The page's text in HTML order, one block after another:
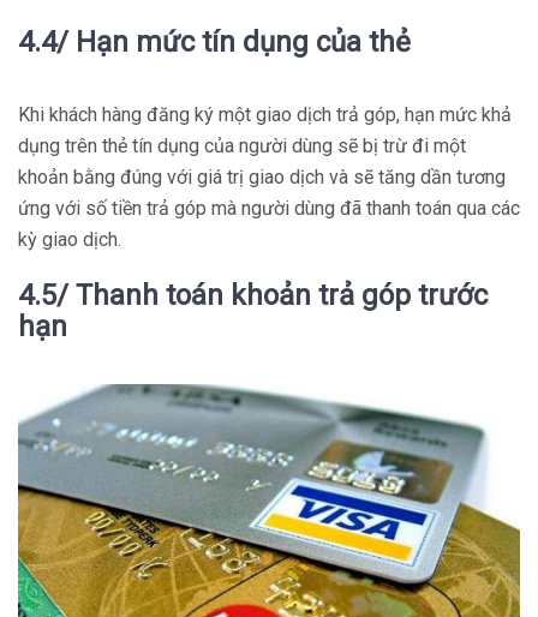
4.4/ Hạn mức tín dụng của thẻ
Khi khách hàng đăng ký một giao dịch trả góp, hạn mức khả
dụng trên thẻ tín dụng của người dùng sẽ bị trừ đi một
khoản bằng đúng với giá trị giao dịch và sẽ tăng dần tương
ứng với số tiền trả góp mà người dùng đã thanh toán qua các
kỳ giao dịch.
4.5/ Thanh toán khoản trả góp trước
hạn